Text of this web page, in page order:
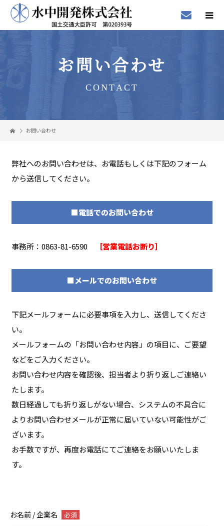
お問い合わせ
CONTACT
お問い合わせ
弊社へのお問い合わせは、お電話もしくは下記のフォーム
から送信してください。
■電話でのお問い合わせ
事務所：0863-81-6590 ［営業電話お断り］
■メールでのお問い合わせ
下記メールフォームに必要事項を入力し、送信してくださ
い。
メールフォームの「お問い合わせ内容」の項目に、ご要望
などをご入力ください。
お問い合わせ内容を確認後、担当者より折り返しご連絡い
たします。
数日経過しても折り返しがない場合、システムの不具合に
よりお問い合わせメールが正常に届いていない可能性がご
ざいます。
お手数ですが、再度お電話にてご連絡をお願いいたしま
す。
お名前 / 企業名 必須